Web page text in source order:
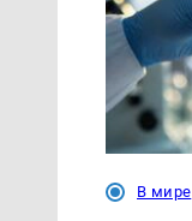
В мире